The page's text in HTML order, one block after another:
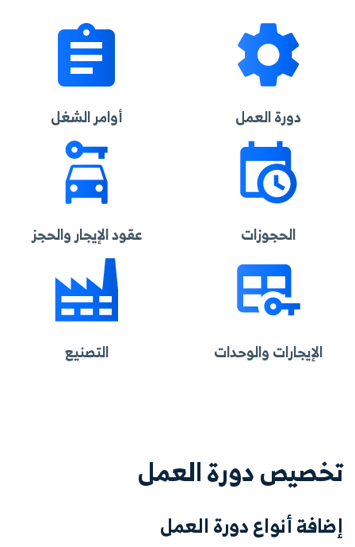
دورة العمل أوامر الشغل
الحجوزات عقود الإيجار والحجز
الإيجارات والوحدات التصنيع
تخصيص دورة العمل
إضافة أنواع دورة العمل